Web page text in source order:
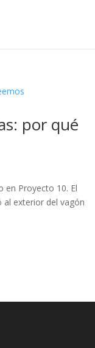
por qué
en Proyecto 10. El
al exterior del vagón